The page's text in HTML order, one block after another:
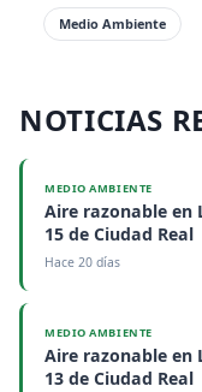
Medio Ambiente
NOTICIAS
MEDIO AMBIENTE
Aire razonable en
15 de Ciudad Real
Hace 20 días
MEDIO AMBIENTE
Aire razonable en
13 de Ciudad Real